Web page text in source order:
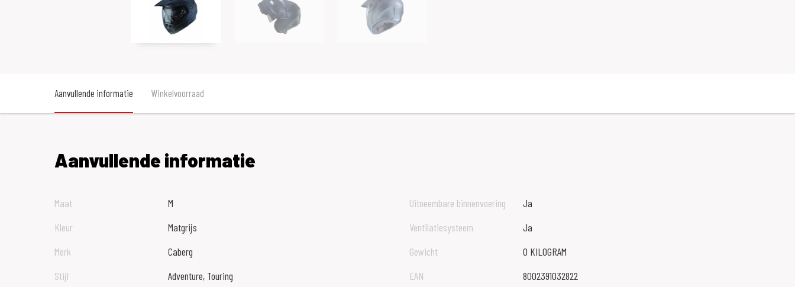
Aanvullende informatie Winkelvoorraad
Aanvullende informatie
Maat
M
Kleur
Matgrijs
Merk
Caberg
Stijl
Adventure, Touring
Uitneembare binnenvoering
Ja
Ventilatiesysteem
Ja
Gewicht
0 KILOGRAM
EAN
8002391032822